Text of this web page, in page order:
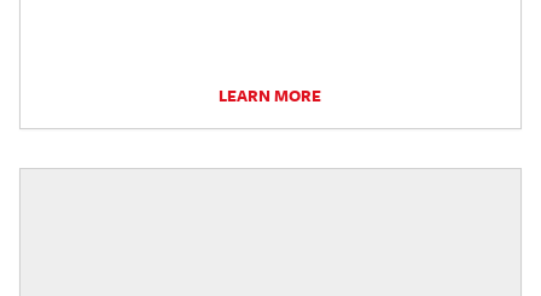
LEARN MORE